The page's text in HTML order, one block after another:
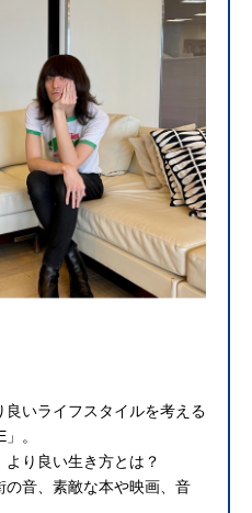
いライフスタイルを考える
。
り良い生き方とは？
の音、素敵な本や映画、音